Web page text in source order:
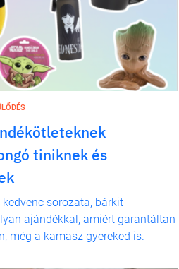
tiniknek és
sorozata, bárkit
ajándékkal, amiért garantáltan
még a kamasz gyereked is.